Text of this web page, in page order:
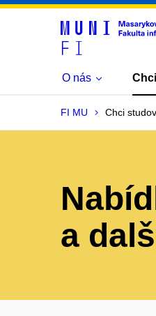
O nás
FI MU Chci
a